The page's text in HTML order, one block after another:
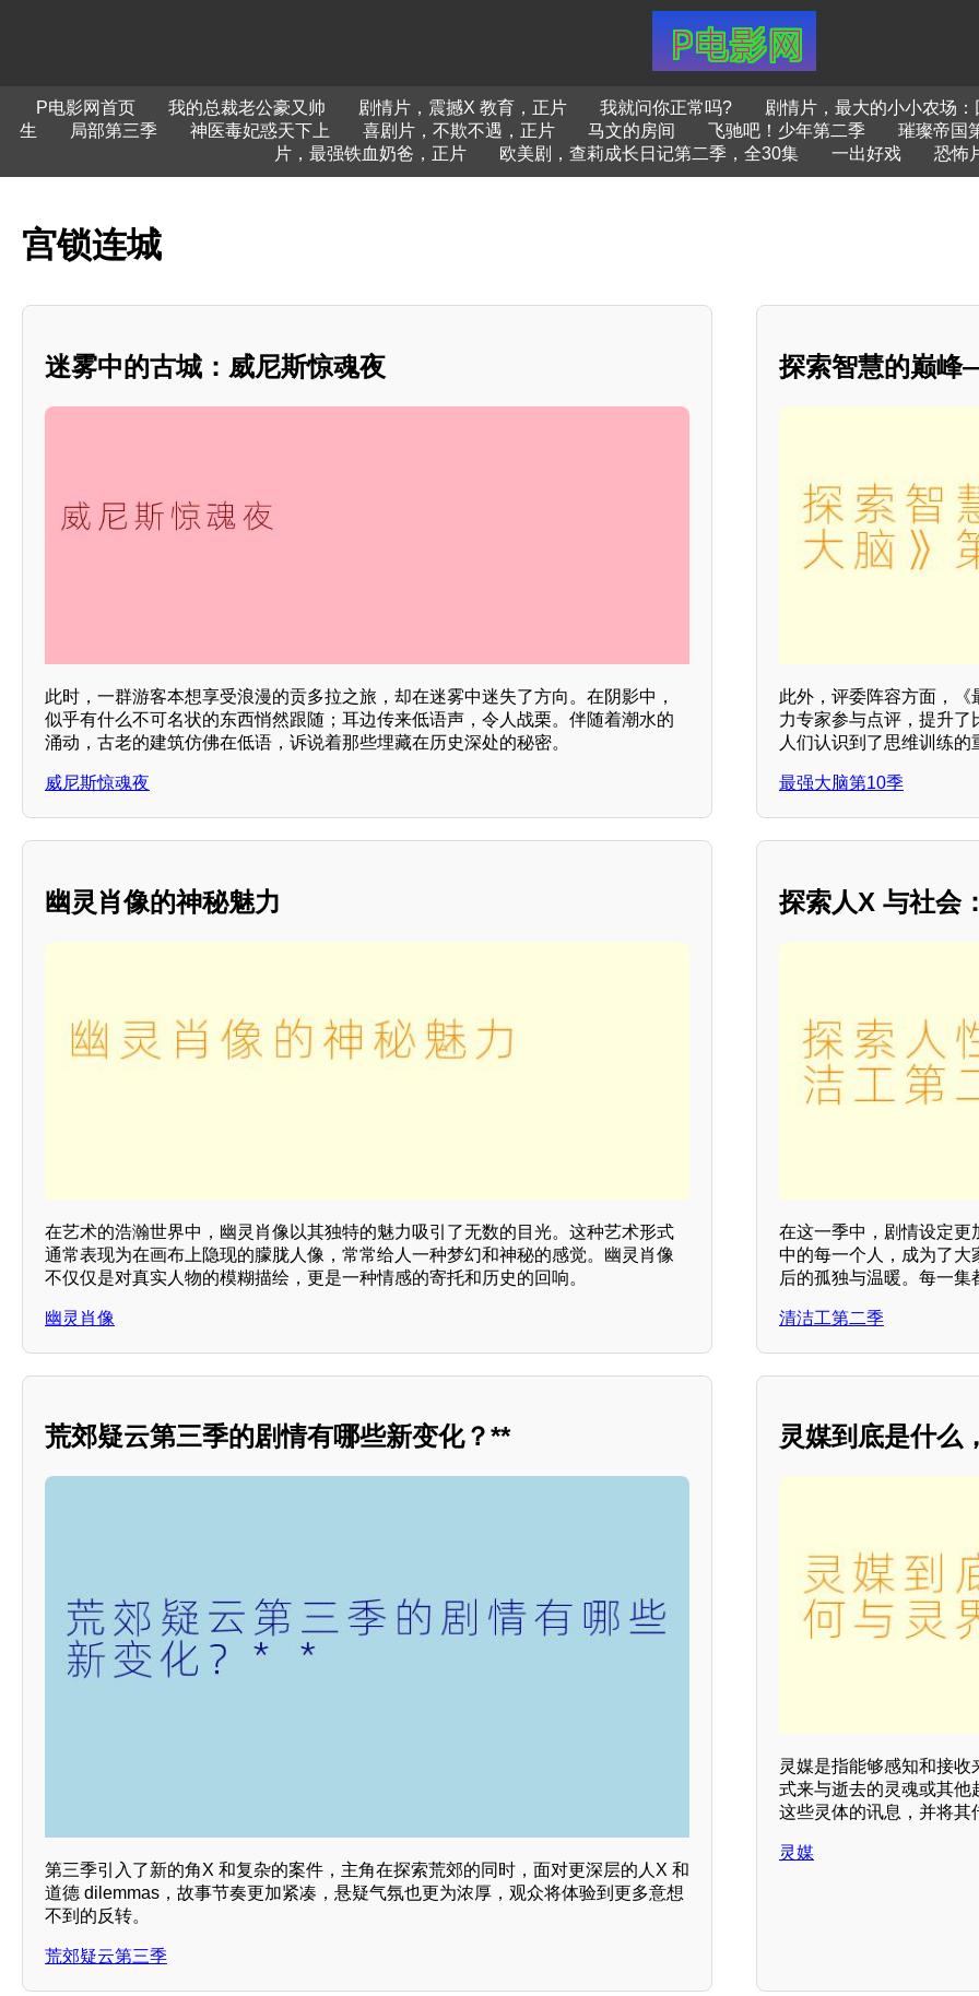
P电影网首页 我的总裁老公豪又帅 剧情片，震撼X 教育，正片 我就问你正常吗?
剧情片，最大的小小农场
生
局部第三季 神医毒妃惑天下上 喜剧片，不欺不遇，正片 马文的房间 飞驰吧！少年第二季
璀璨帝国
片，最强铁血奶爸，正片
欧美剧，查莉成长日记第二季，全30集 一出好戏 恐怖
宫锁连城
迷雾中的古城：威尼斯惊魂夜
此时，一群游客本想享受浪漫的贡多拉之旅，却在迷雾中迷失了方向。在阴影中，
似乎有什么不可名状的东西悄然跟随；耳边传来低语声，令人战栗。伴随着潮水的
涌动，古老的建筑仿佛在低语，诉说着那些埋藏在历史深处的秘密。
威尼斯惊魂夜
探索智慧的巅
此外，评委阵容方面，
力专家参与点评，提升
人们认识到了思维训练
最强大脑第10季
幽灵肖像的神秘魅力
在艺术的浩瀚世界中，幽灵肖像以其独特的魅力吸引了无数的目光。这种艺术形式
通常表现为在画布上隐现的朦胧人像，常常给人一种梦幻和神秘的感觉。幽灵肖像
不仅仅是对真实人物的模糊描绘，更是一种情感的寄托和历史的回响。
幽灵肖像
探索人X 与社会
在这一季中，剧情设定更
中的每一个人，成为了大
后的孤独与温暖。每一
清洁工第二季
荒郊疑云第三季的剧情有哪些新变化？**
第三季引入了新的角X 和复杂的案件，主角在探索荒郊的同时，面对更深层的人X 和
道德 dilemmas，故事节奏更加紧凑，悬疑气氛也更为浓厚，观众将体验到更多意想
不到的反转。
荒郊疑云第三季
灵媒到底是什么
灵媒是指能够感知和接
式来与逝去的灵魂或其他
这些灵体的讯息，并将其
灵媒